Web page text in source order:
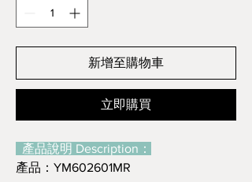
新增至購物車
立即購買
產品說明 Description：
產品：YM602601MR